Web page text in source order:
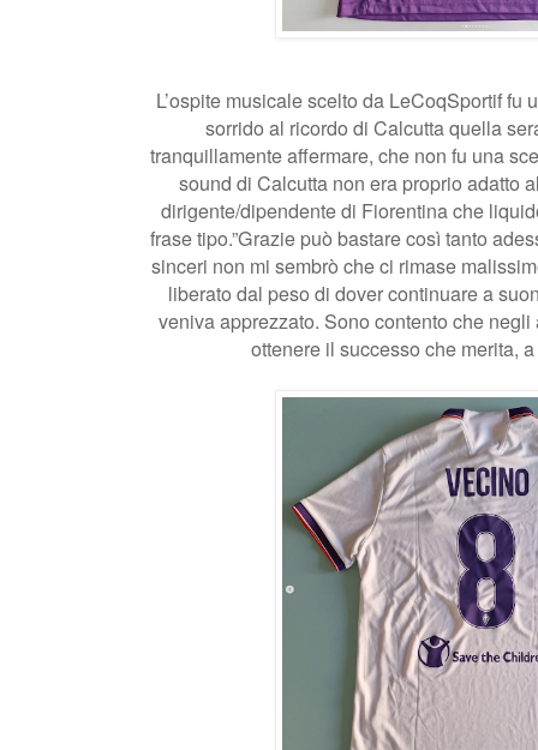
L’ospite musicale scelto da LeCoqSportif fu
sorrido al ricordo di Calcutta quella
tranquillamente affermare, che non fu una
sound di Calcutta non era proprio adatto
dirigente/dipendente di Fiorentina che
frase tipo.”Grazie può bastare così tanto
sinceri non mi sembrò che ci rimase
liberato dal peso di dover continuare a
veniva apprezzato. Sono contento che
ottenere il successo che merita,